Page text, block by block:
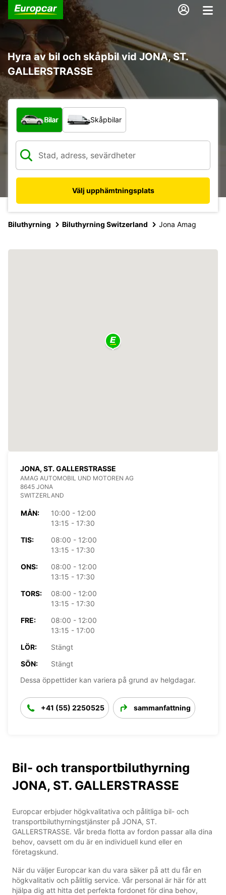
Hyra av bil och skåpbil vid JONA, ST.
GALLERSTRASSE
Vilken typ av fordon?
Bilar Skåpbilar
Välj upphämtningsplats
Biluthyrning Biluthyrning Switzerland Jona Amag
JONA, ST. GALLERSTRASSE
AMAG AUTOMOBIL UND MOTOREN AG
8645 JONA
SWITZERLAND
MÅN:
10:00 - 12:00
13:15 - 17:30
TIS:
08:00 - 12:00
13:15 - 17:30
ONS:
08:00 - 12:00
13:15 - 17:30
TORS:
08:00 - 12:00
13:15 - 17:30
FRE:
08:00 - 12:00
13:15 - 17:00
LÖR:
Stängt
SÖN:
Stängt
Dessa öppettider kan variera på grund av helgdagar.
+41 (55) 2250525 sammanfattning
Bil- och transportbiluthyrning
JONA, ST. GALLERSTRASSE
Europcar erbjuder högkvalitativa och pålitliga bil- och
transportbiluthyrningstjänster på JONA, ST.
GALLERSTRASSE. Vår breda flotta av fordon passar alla dina
behov, oavsett om du är en individuell kund eller en
företagskund.
När du väljer Europcar kan du vara säker på att du får en
högkvalitativ och pålitlig service. Vår personal är här för att
hjälpa dig att hitta det perfekta fordonet för dina behov,